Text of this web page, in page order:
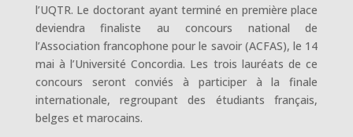
l’UQTR. Le doctorant ayant terminé en première place
deviendra finaliste au concours national de
l’Association francophone pour le savoir (ACFAS), le 14
mai à l’Université Concordia. Les trois lauréats de ce
concours seront conviés à participer à la finale
internationale, regroupant des étudiants français,
belges et marocains.